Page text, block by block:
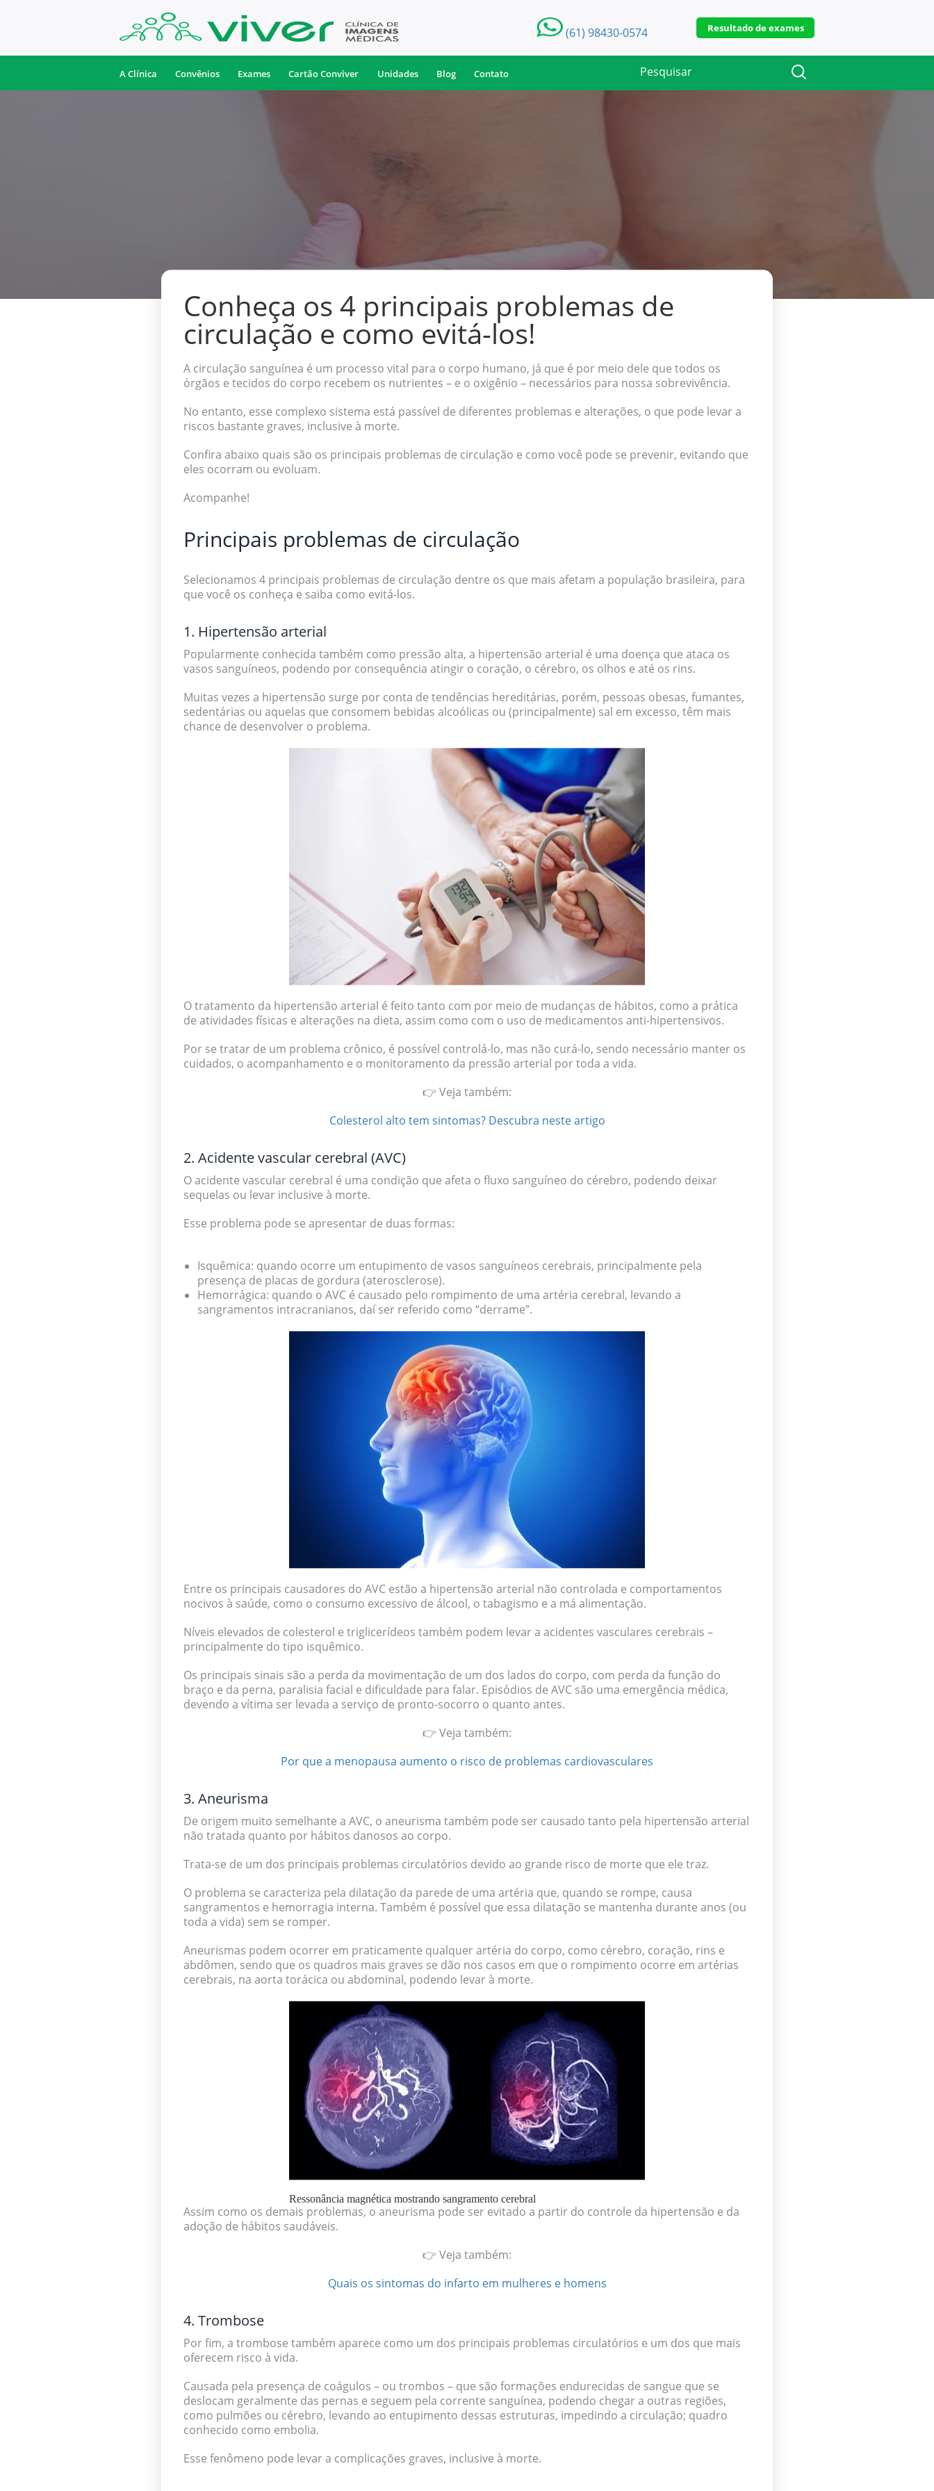
(61) 98430-0574 Resultado de exames
A Clínica Convênios Exames Cartão Conviver Unidades Blog Contato
Conheça os 4 principais problemas de
circulação e como evitá-los!
A circulação sanguínea é um processo vital para o corpo humano, já que é por meio dele que todos os
órgãos e tecidos do corpo recebem os nutrientes – e o oxigênio – necessários para nossa sobrevivência.
No entanto, esse complexo sistema está passível de diferentes problemas e alterações, o que pode levar a
riscos bastante graves, inclusive à morte.
Confira abaixo quais são os principais problemas de circulação e como você pode se prevenir, evitando que
eles ocorram ou evoluam.
Acompanhe!
Principais problemas de circulação
Selecionamos 4 principais problemas de circulação dentre os que mais afetam a população brasileira, para
que você os conheça e saiba como evitá-los.
1. Hipertensão arterial
Popularmente conhecida também como pressão alta, a hipertensão arterial é uma doença que ataca os
vasos sanguíneos, podendo por consequência atingir o coração, o cérebro, os olhos e até os rins.
Muitas vezes a hipertensão surge por conta de tendências hereditárias, porém, pessoas obesas, fumantes,
sedentárias ou aquelas que consomem bebidas alcoólicas ou (principalmente) sal em excesso, têm mais
chance de desenvolver o problema.
O tratamento da hipertensão arterial é feito tanto com por meio de mudanças de hábitos, como a prática
de atividades físicas e alterações na dieta, assim como com o uso de medicamentos anti-hipertensivos.
Por se tratar de um problema crônico, é possível controlá-lo, mas não curá-lo, sendo necessário manter os
cuidados, o acompanhamento e o monitoramento da pressão arterial por toda a vida.
👉 Veja também:
Colesterol alto tem sintomas? Descubra neste artigo
2. Acidente vascular cerebral (AVC)
O acidente vascular cerebral é uma condição que afeta o fluxo sanguíneo do cérebro, podendo deixar
sequelas ou levar inclusive à morte.
Esse problema pode se apresentar de duas formas:
Isquêmica: quando ocorre um entupimento de vasos sanguíneos cerebrais, principalmente pela
presença de placas de gordura (aterosclerose).
Hemorrágica: quando o AVC é causado pelo rompimento de uma artéria cerebral, levando a
sangramentos intracranianos, daí ser referido como “derrame”.
Entre os principais causadores do AVC estão a hipertensão arterial não controlada e comportamentos
nocivos à saúde, como o consumo excessivo de álcool, o tabagismo e a má alimentação.
Níveis elevados de colesterol e triglicerídeos também podem levar a acidentes vasculares cerebrais –
principalmente do tipo isquêmico.
Os principais sinais são a perda da movimentação de um dos lados do corpo, com perda da função do
braço e da perna, paralisia facial e dificuldade para falar. Episódios de AVC são uma emergência médica,
devendo a vítima ser levada a serviço de pronto-socorro o quanto antes.
👉 Veja também:
Por que a menopausa aumento o risco de problemas cardiovasculares
3. Aneurisma
De origem muito semelhante a AVC, o aneurisma também pode ser causado tanto pela hipertensão arterial
não tratada quanto por hábitos danosos ao corpo.
Trata-se de um dos principais problemas circulatórios devido ao grande risco de morte que ele traz.
O problema se caracteriza pela dilatação da parede de uma artéria que, quando se rompe, causa
sangramentos e hemorragia interna. Também é possível que essa dilatação se mantenha durante anos (ou
toda a vida) sem se romper.
Aneurismas podem ocorrer em praticamente qualquer artéria do corpo, como cérebro, coração, rins e
abdômen, sendo que os quadros mais graves se dão nos casos em que o rompimento ocorre em artérias
cerebrais, na aorta torácica ou abdominal, podendo levar à morte.
Ressonância magnética mostrando sangramento cerebral
Assim como os demais problemas, o aneurisma pode ser evitado a partir do controle da hipertensão e da
adoção de hábitos saudáveis.
👉 Veja também:
Quais os sintomas do infarto em mulheres e homens
4. Trombose
Por fim, a trombose também aparece como um dos principais problemas circulatórios e um dos que mais
oferecem risco à vida.
Causada pela presença de coágulos – ou trombos – que são formações endurecidas de sangue que se
deslocam geralmente das pernas e seguem pela corrente sanguínea, podendo chegar a outras regiões,
como pulmões ou cérebro, levando ao entupimento dessas estruturas, impedindo a circulação; quadro
conhecido como embolia.
Esse fenômeno pode levar a complicações graves, inclusive à morte.